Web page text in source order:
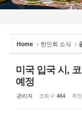
Home 한인회 소식
미국 입국 시,
예정
관리자 조회 수 464 추
- 공지사항
- 몽고메리 한인회 이
- 사진으로 보는 한인회
- 애틀랜타 총영사관 소